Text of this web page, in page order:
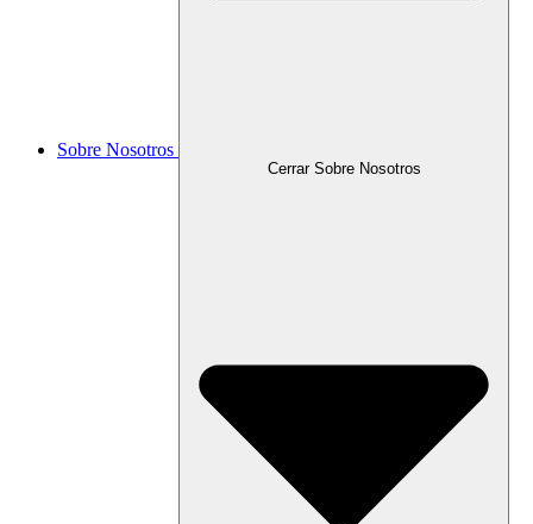
Sobre Nosotros
Cerrar Sobre Nosotros